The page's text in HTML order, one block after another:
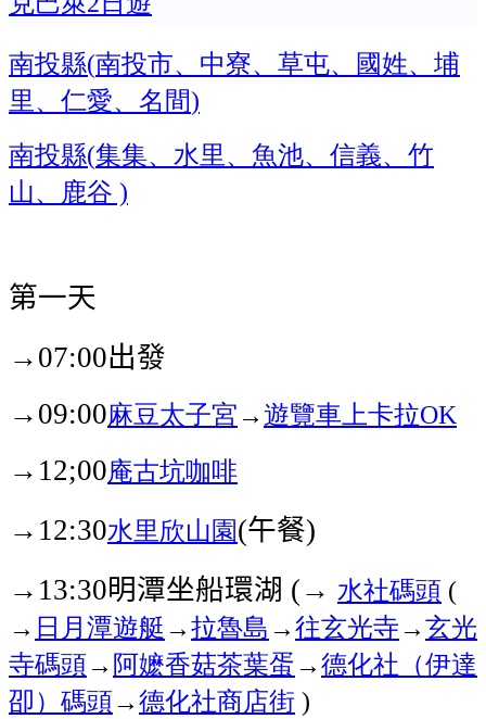
南投縣(南投市、中寮、草屯、國姓、埔
里、仁愛、名間)
南投縣(集集、水里、魚池、信義、竹
山、鹿谷 )
第一天
→ 07:00出發
→ 09:00麻豆太子宮→遊覽車上卡拉OK
→ 12;00庵古坑咖啡
→ 12:30水里欣山園(午餐)
→ 13:30明潭坐船環湖 (→ 水社碼頭 (
→ 日月潭遊艇→拉魯島→往玄光寺→玄光
寺碼頭→阿嬷香菇茶葉蛋→德化社（伊達
卲）碼頭→德化社商店街 )